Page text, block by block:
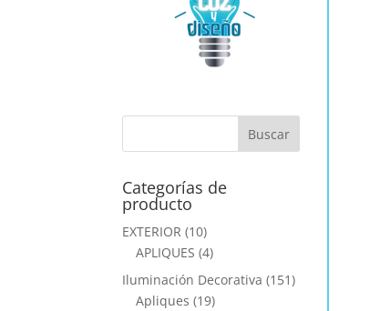
Categorías de
producto
EXTERIOR (10)
APLIQUES (4)
Iluminación Decorativa (151)
Apliques (19)